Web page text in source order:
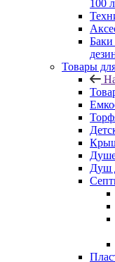
100 л
Баки
Товары
Душ